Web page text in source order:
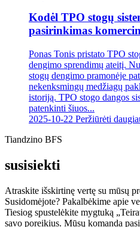
Kodėl TPO stogų
pasirinkimas
Ponas Tonis pristato TPO
dengimo sprendimų ateitį.
stogų dengimo pramonėje
nekenksmingų medžiagų
istoriją. TPO stogo dangos
patenkinti šiuos...
2025-10-22 Peržiūrėti
Tiandzino BFS
susisiekti
Atraskite išskirtinę vertę su mūsų
Susidomėjote? Pakalbėkime apie
Tiesiog spustelėkite mygtuką
savo poreikius. Mūsų komanda